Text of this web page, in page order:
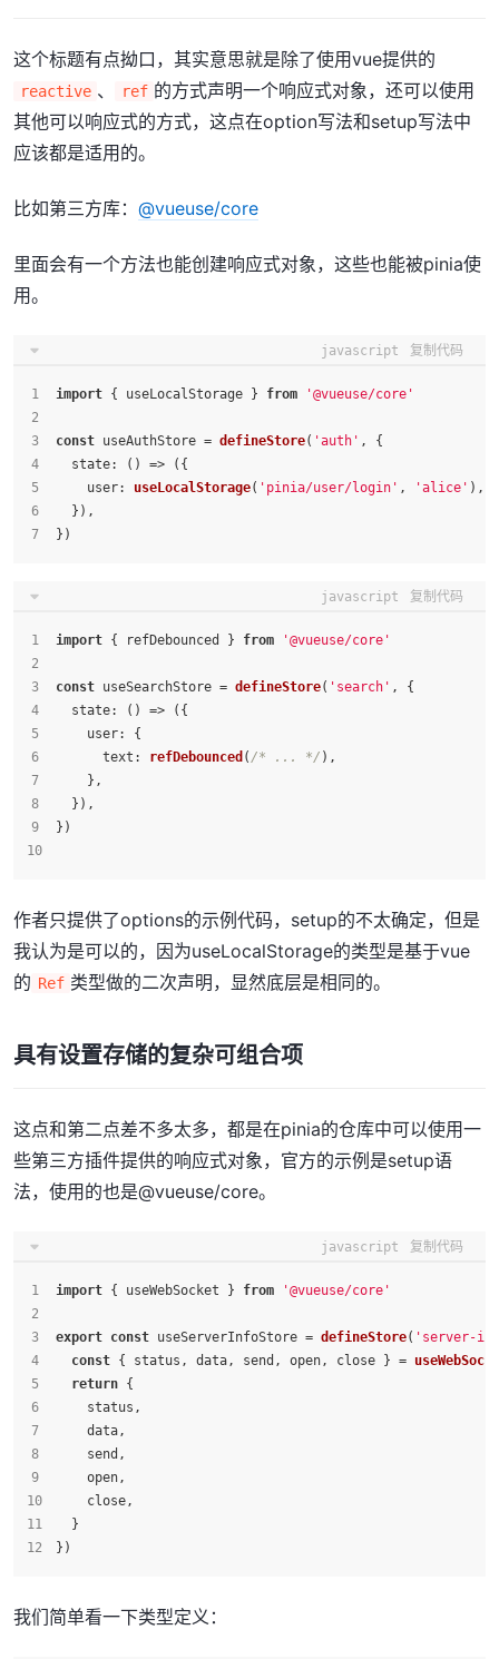
这个标题有点拗口，其实意思就是除了使用vue提供的
reactive 、 ref 的方式声明一个响应式对象，还可以使用
其他可以响应式的方式，这点在option写法和setup写法中
应该都是适用的。
比如第三方库： @vueuse/core
里面会有一个方法也能创建响应式对象，这些也能被pinia使
用。
javascript 复制代码
import { useLocalStorage } from '@vueuse/core'
const useAuthStore = defineStore( 'auth' , {
state: () => ({
user: useLocalStorage( 'pinia/user/login' , 'alice' ),
  }),
})
javascript 复制代码
import { refDebounced } from '@vueuse/core'
const useSearchStore = defineStore( 'search' , {
state: () => ({
user: {
text : refDebounced ( /* ... */ ),
    },
  }),
})
作者只提供了options的示例代码，setup的不太确定，但是
我认为是可以的，因为useLocalStorage的类型是基于vue
的 Ref 类型做的二次声明，显然底层是相同的。
具有设置存储的复杂可组合项
这点和第二点差不多太多，都是在pinia的仓库中可以使用一
些第三方插件提供的响应式对象，官方的示例是setup语
法，使用的也是@vueuse/core。
javascript 复制代码
import { useWebSocket } from '@vueuse/core'
export const useServerInfoStore = defineStore( 'server-
const { status, data, send, open, close } =
return {
    status,
    data,
    send,
    open,
    close,
  }
})
我们简单看一下类型定义：